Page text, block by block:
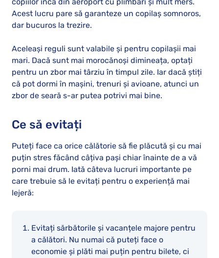
Acest lucru pare să garanteze un copilaș somnoros,
dar bucuros la trezire.
Aceleași reguli sunt valabile și pentru copilașii mai
mari. Dacă sunt mai morocănoși dimineața, optați
pentru un zbor mai târziu în timpul zile. Iar dacă știți
că pot dormi în mașini, trenuri și avioane, atunci un
zbor de seară s-ar putea potrivi mai bine.
Ce să evitați
Puteți face ca orice călătorie să fie plăcută și cu mai
puțin stres făcând câțiva pași chiar înainte de a vă
porni mai drum. Iată câteva lucruri importante pe
care trebuie să le evitați pentru o experiență mai
lejeră:
Evitați sărbătorile și vacanțele majore pentru
a călători. Nu numai că puteți face o
economie și plăti mai puțin pentru bilete, ci